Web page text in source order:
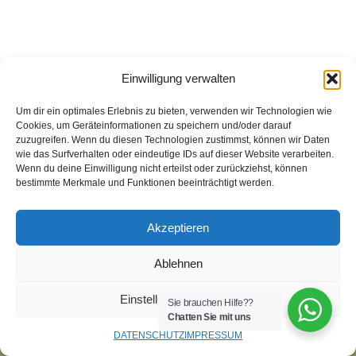
Einwilligung verwalten
Um dir ein optimales Erlebnis zu bieten, verwenden wir Technologien wie
Cookies, um Geräteinformationen zu speichern und/oder darauf
zuzugreifen. Wenn du diesen Technologien zustimmst, können wir Daten
wie das Surfverhalten oder eindeutige IDs auf dieser Website verarbeiten.
Wenn du deine Einwilligung nicht erteilst oder zurückziehst, können
bestimmte Merkmale und Funktionen beeinträchtigt werden.
Akzeptieren
Ablehnen
Einstellungen ansehen
DATENSCHUTZ IMPRESSUM
Neve| Präsentiert vonWordPress
Sie brauchen Hilfe??
Chatten Sie mit uns